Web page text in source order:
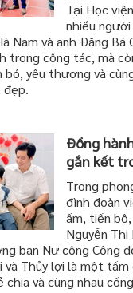
Tại Học
nhiều
Nam và anh Đặng
trong công tác, mà
bó, yêu thương và
Đồng
gắn kết
Trong
đình đoàn
ấm, tiến
Nguyễn Thị
ban Nữ công Công
và Thủy lợi là một
chia và cùng nhau